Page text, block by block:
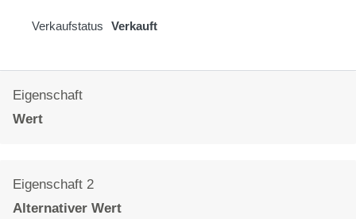
Verkaufstatus Verkauft
Eigenschaft
Wert
Eigenschaft 2
Alternativer Wert